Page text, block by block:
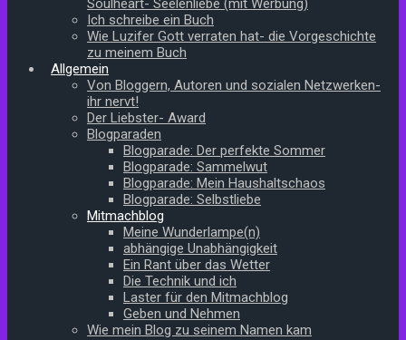
Soulheart- Seelenliebe (mit Werbung)
Ich schreibe ein Buch
Wie Luzifer Gott verraten hat- die Vorgeschichte
zu meinem Buch
Allgemein
Von Bloggern, Autoren und sozialen Netzwerken-
ihr nervt!
Der Liebster- Award
Blogparaden
Blogparade: Der perfekte Sommer
Blogparade: Sammelwut
Blogparade: Mein Haushaltschaos
Blogparade: Selbstliebe
Mitmachblog
Meine Wunderlampe(n)
abhängige Unabhängigkeit
Ein Rant über das Wetter
Die Technik und ich
Laster für den Mitmachblog
Geben und Nehmen
Wie mein Blog zu seinem Namen kam